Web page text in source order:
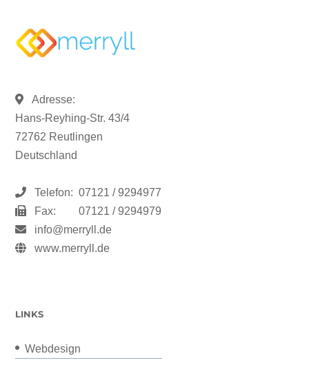
Adresse:
Hans-Reyhing-Str. 43/4
72762 Reutlingen
Deutschland
Telefon: 07121 / 9294977
Fax:
07121 / 9294979
info@merryll.de
www.merryll.de
LINKS
Webdesign